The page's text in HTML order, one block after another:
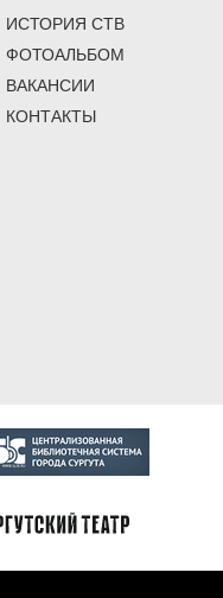
ИСТОРИЯ СТВ
ФОТОАЛЬБОМ
ВАКАНСИИ
КОНТАКТЫ